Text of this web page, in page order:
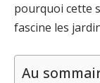
pourquoi cette
fascine les
Au